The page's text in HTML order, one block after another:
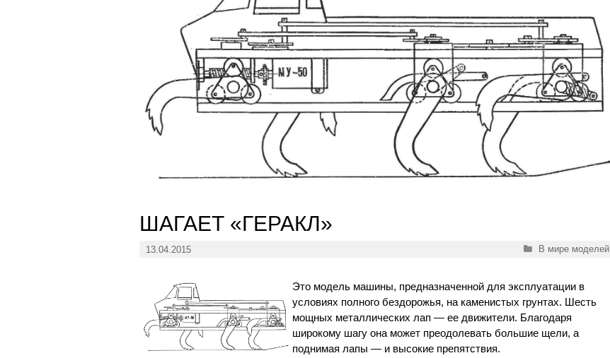
ШАГАЕТ «ГЕРАКЛ»
13.04.2015 Рубрики
В мире моделей
Это модель машины, предназначенной для эксплуатации в
условиях полного бездорожья, на каменистых грунтах. Шесть
мощных металлических лап — ее движители. Благодаря
широкому шагу она может преодолевать большие щели, а
поднимая лапы — и высокие препятствия.